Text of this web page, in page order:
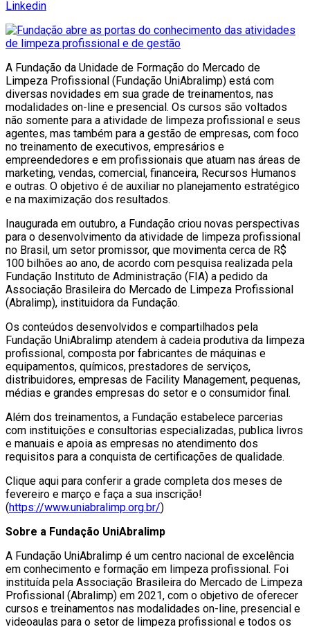
Linkedin
A Fundação da Unidade de Formação do Mercado de
Limpeza Profissional (Fundação UniAbralimp) está com
diversas novidades em sua grade de treinamentos, nas
modalidades on-line e presencial. Os cursos são voltados
não somente para a atividade de limpeza profissional e seus
agentes, mas também para a gestão de empresas, com foco
no treinamento de executivos, empresários e
empreendedores e em profissionais que atuam nas áreas de
marketing, vendas, comercial, financeira, Recursos Humanos
e outras. O objetivo é de auxiliar no planejamento estratégico
e na maximização dos resultados.
Inaugurada em outubro, a Fundação criou novas perspectivas
para o desenvolvimento da atividade de limpeza profissional
no Brasil, um setor promissor, que movimenta cerca de R$
100 bilhões ao ano, de acordo com pesquisa realizada pela
Fundação Instituto de Administração (FIA) a pedido da
Associação Brasileira do Mercado de Limpeza Profissional
(Abralimp), instituidora da Fundação.
Os conteúdos desenvolvidos e compartilhados pela
Fundação UniAbralimp atendem à cadeia produtiva da limpeza
profissional, composta por fabricantes de máquinas e
equipamentos, químicos, prestadores de serviços,
distribuidores, empresas de Facility Management, pequenas,
médias e grandes empresas do setor e o consumidor final.
Além dos treinamentos, a Fundação estabelece parcerias
com instituições e consultorias especializadas, publica livros
e manuais e apoia as empresas no atendimento dos
requisitos para a conquista de certificações de qualidade.
Clique aqui para conferir a grade completa dos meses de
fevereiro e março e faça a sua inscrição!
(https://www.uniabralimp.org.br/)
Sobre a Fundação UniAbralimp
A Fundação UniAbralimp é um centro nacional de excelência
em conhecimento e formação em limpeza profissional. Foi
instituída pela Associação Brasileira do Mercado de Limpeza
Profissional (Abralimp) em 2021, com o objetivo de oferecer
cursos e treinamentos nas modalidades on-line, presencial e
videoaulas para o setor de limpeza profissional e todos os